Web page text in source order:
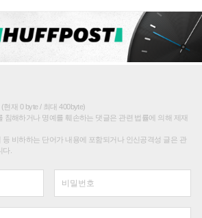
재 0 byte / 최대 400byte)
침해하거나 명예를 훼손하는 댓글은 관련 법률에 의해 제재
등 비하하는 단어가 내용에 포함되거나 인신공격성 글은 관
다.